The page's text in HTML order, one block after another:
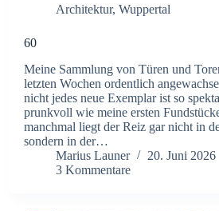
Architektur, Wuppertal
60
Meine Sammlung von Türen und
letzten Wochen ordentlich
nicht jedes neue Exemplar ist so
prunkvoll wie meine ersten
manchmal liegt der Reiz gar nicht in
sondern in der…
Marius Launer
20. Juni 2026
3 Kommentare